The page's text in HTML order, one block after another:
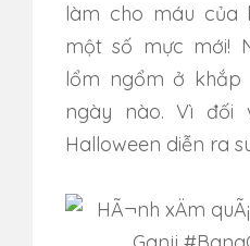
làm cho máu của
một số mực mới!
lổm ngổm ở
ngày nào. Vì đối
Halloween diễn ra